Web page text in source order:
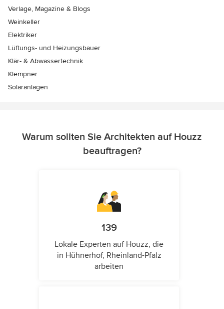
Verlage, Magazine & Blogs
Weinkeller
Elektriker
Lüftungs- und Heizungsbauer
Klär- & Abwassertechnik
Klempner
Solaranlagen
Warum sollten Sie Architekten auf Houzz
beauftragen?
139
Lokale Experten auf Houzz, die
in Hühnerhof, Rheinland-Pfalz
arbeiten